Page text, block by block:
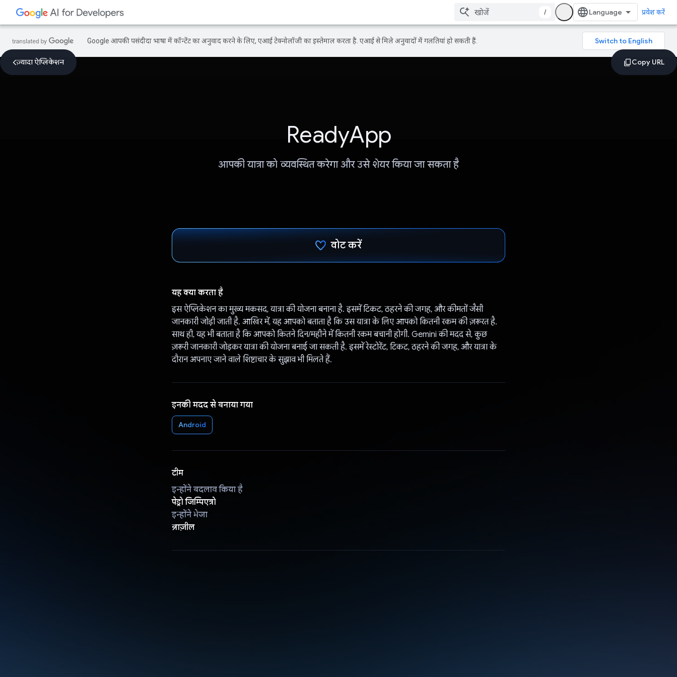
/ प्रवेश करें
Google आपकी पसंदीदा भाषा में कॉन्टेंट का अनुवाद करने के लिए, एआई टेक्नोलॉजी का इस्तेमाल करता है. एआई से मिले अनुवादों में गलतियां हो सकती हैं.
ज़्यादा ऐप्लिकेशन
ReadyApp
आपकी यात्रा को व्यवस्थित करेगा और उसे शेयर किया जा सकता है
वोट करें
यह क्या करता है
इस ऐप्लिकेशन का मुख्य मकसद, यात्रा की योजना बनाना है. इसमें टिकट, ठहरने की जगह, और कीमतों जैसी
जानकारी जोड़ी जाती है. आखिर में, यह आपको बताता है कि उस यात्रा के लिए आपको कितनी रकम की ज़रूरत है.
साथ ही, यह भी बताता है कि आपको कितने दिन/महीने में कितनी रकम बचानी होगी. Gemini की मदद से, कुछ
ज़रूरी जानकारी जोड़कर यात्रा की योजना बनाई जा सकती है. इसमें रेस्टोरेंट, टिकट, ठहरने की जगह, और यात्रा के
दौरान अपनाए जाने वाले शिष्टाचार के सुझाव भी मिलते हैं.
इनकी मदद से बनाया गया
Android
टीम
इन्होंने बदलाव किया है
पेड्रो जिम्पिएत्रो
इन्होंने भेजा
ब्राज़ील